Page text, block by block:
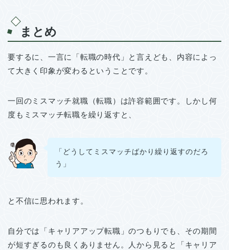
まとめ
要するに、一言に「転職の時代」と言えども、内容によっ
て大きく印象が変わるということです。
一回のミスマッチ就職（転職）は許容範囲です。しかし何
度もミスマッチ転職を繰り返すと、
「どうしてミスマッチばかり繰り返すのだろ
う」
と不信に思われます。
自分では「キャリアアップ転職」のつもりでも、その期間
が短すぎるのも良くありません。人から見ると「キャリア